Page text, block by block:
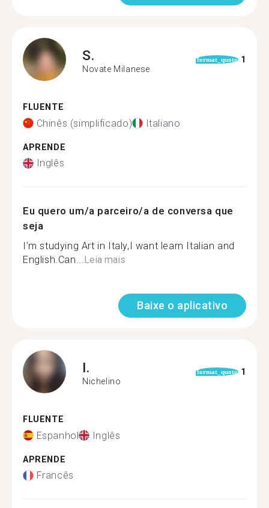
S.
Novate Milanese
format_quote 1
FLUENTE
Chinês (simplificado) Italiano
APRENDE
Inglês
Eu quero um/a parceiro/a de conversa que
seja
I’m studying Art in Italy,I want learn Italian and
English.Can...Leia mais
Baixe o aplicativo
I.
Nichelino
format_quote 1
FLUENTE
Espanhol Inglês
APRENDE
Francês